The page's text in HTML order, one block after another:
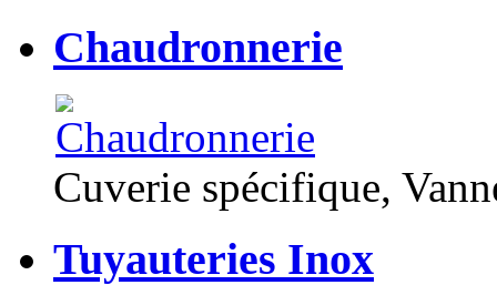
Chaudronnerie
Cuverie spécifique,
Tuyauteries Inox